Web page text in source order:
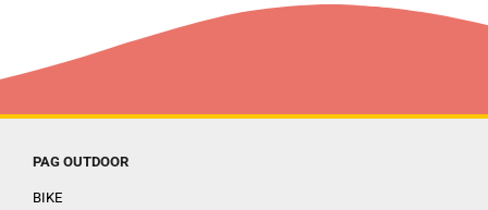
PAG OUTDOOR
BIKE